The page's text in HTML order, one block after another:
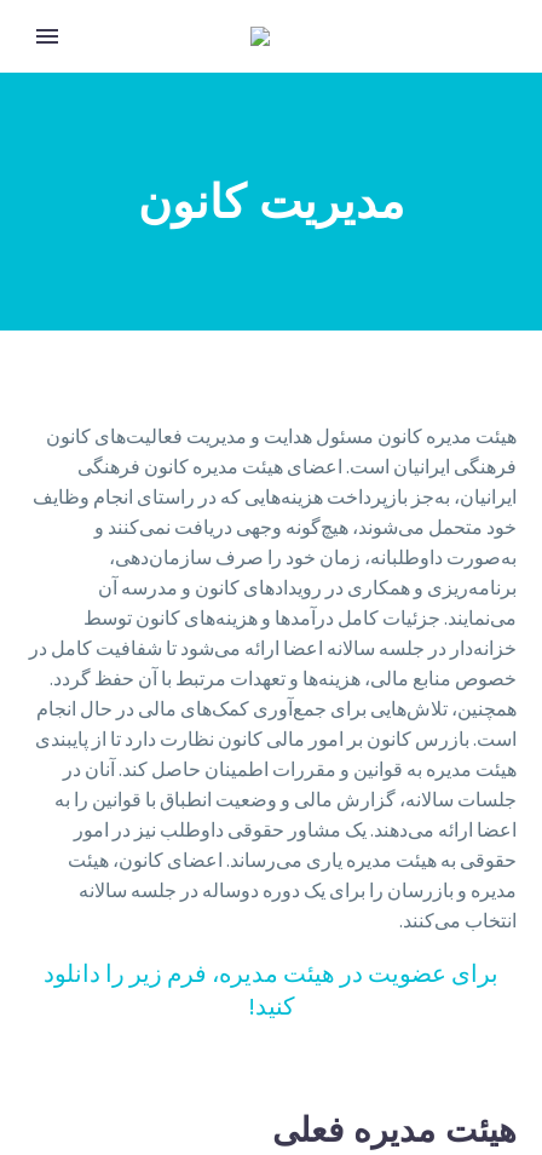
Eng
مدیریت کانون
هیئت مدیره کانون مسئول هدایت و مدیریت فعالیت‌های کانون
فرهنگی ایرانیان است. اعضای هیئت مدیره کانون فرهنگی
ایرانیان، به‌جز بازپرداخت هزینه‌هایی که در راستای انجام وظایف
خود متحمل می‌شوند، هیچ‌گونه وجهی دریافت نمی‌کنند و
به‌صورت داوطلبانه، زمان خود را صرف سازمان‌دهی،
برنامه‌ریزی و همکاری در رویدادهای کانون و مدرسه آن
می‌نمایند. جزئیات کامل درآمدها و هزینه‌های کانون توسط
خزانه‌دار در جلسه سالانه اعضا ارائه می‌شود تا شفافیت کامل در
خصوص منابع مالی، هزینه‌ها و تعهدات مرتبط با آن حفظ گردد.
همچنین، تلاش‌هایی برای جمع‌آوری کمک‌های مالی در حال انجام
است. بازرس کانون بر امور مالی کانون نظارت دارد تا از پایبندی
هیئت مدیره به قوانین و مقررات اطمینان حاصل کند. آنان در
جلسات سالانه، گزارش مالی و وضعیت انطباق با قوانین را به
اعضا ارائه می‌دهند. یک مشاور حقوقی داوطلب نیز در امور
حقوقی به هیئت مدیره یاری می‌رساند. اعضای کانون، هیئت
مدیره و بازرسان را برای یک دوره دو‌ساله در جلسه سالانه
انتخاب می‌کنند.
برای عضویت در هیئت مدیره، فرم زیر را دانلود
کنید!
هیئت مدیره فعلی